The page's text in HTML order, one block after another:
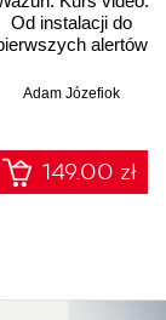
Od instalacji do
alertów
Adam Józefiok
149.00 zł